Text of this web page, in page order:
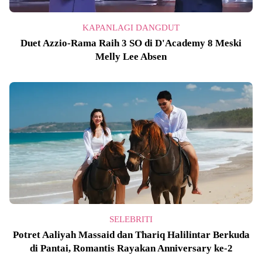
KAPANLAGI DANGDUT
Duet Azzio-Rama Raih 3 SO di D'Academy 8 Meski
Melly Lee Absen
SELEBRITI
Potret Aaliyah Massaid dan Thariq Halilintar Berkuda
di Pantai, Romantis Rayakan Anniversary ke-2